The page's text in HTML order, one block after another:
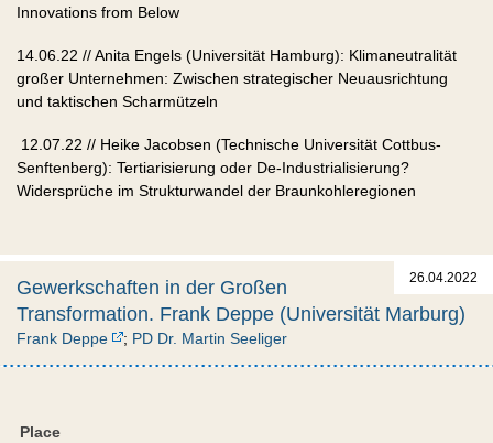
Innovations from Below
14.06.22 // Anita Engels (Universität Hamburg): Klimaneutralität
großer Unternehmen: Zwischen strategischer Neuausrichtung
und taktischen Scharmützeln
12.07.22 // Heike Jacobsen (Technische Universität Cottbus-
Senftenberg): Tertiarisierung oder De-Industrialisierung?
Widersprüche im Strukturwandel der Braunkohleregionen
26.04.2022
Gewerkschaften in der Großen
Transformation. Frank Deppe (Universität Marburg)
Frank Deppe ; PD Dr. Martin Seeliger
Place